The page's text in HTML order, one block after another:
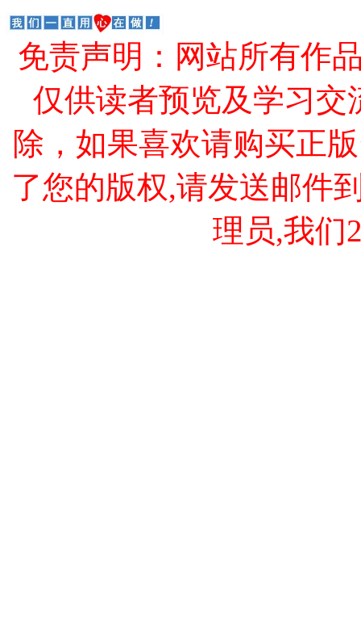
免责声明：网站所有作
仅供读者预览及学习交
除，如果喜欢请购买正
了您的版权,请发送邮件
理员,我们